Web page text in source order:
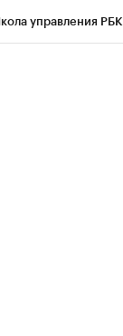
управления РБК